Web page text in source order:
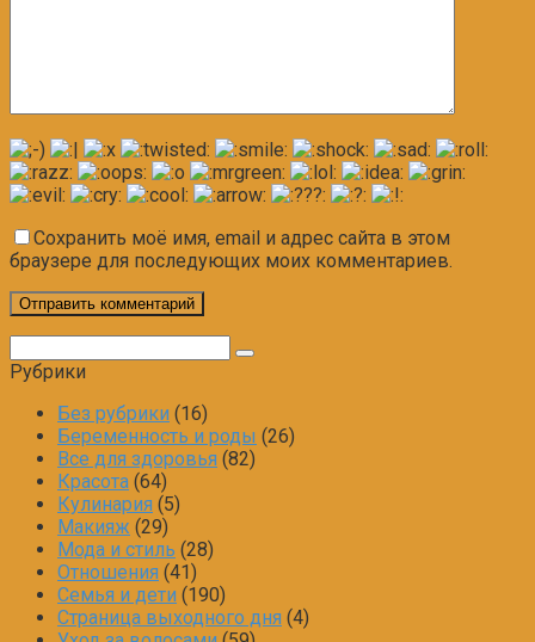
Сохранить моё имя, email и адрес сайта в этом
браузере для последующих моих комментариев.
Рубрики
Без рубрики (16)
Беременность и роды (26)
Все для здоровья (82)
Красота (64)
Кулинария (5)
Макияж (29)
Мода и стиль (28)
Отношения (41)
Семья и дети (190)
Страница выходного дня (4)